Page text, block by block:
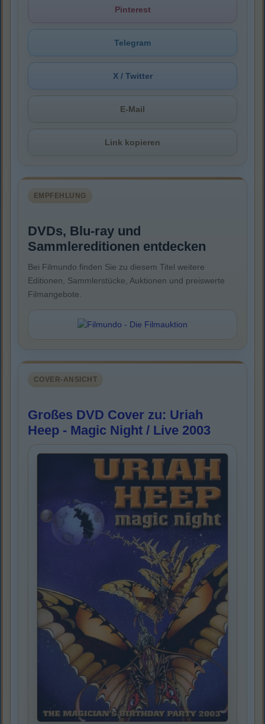
Pinterest
Telegram
X / Twitter
E-Mail
Link kopieren
EMPFEHLUNG
DVDs, Blu-ray und
Sammlereditionen entdecken
Bei Filmundo finden Sie zu diesem Titel weitere
Editionen, Sammlerstücke, Auktionen und preiswerte
Filmangebote.
COVER-ANSICHT
Großes DVD Cover zu: Uriah
Heep - Magic Night / Live 2003